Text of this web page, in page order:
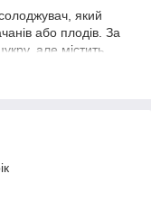
який
або плодів. За
але містить